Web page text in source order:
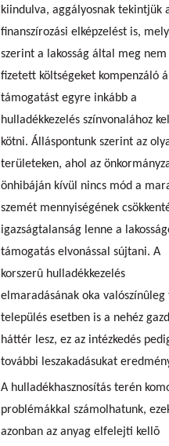
kiindulva, aggályosnak tekintjük
finanszírozási elképzelést is, mely
szerint a lakosság által meg nem
fizetett költségeket kompenzáló
támogatást egyre inkább a
hulladékkezelés színvonalához
kötni. Álláspontunk szerint az
területeken, ahol az
önhibáján kívül nincs mód a
szemét mennyiségének
igazságtalanság lenne a
támogatás elvonással sújtani. A
korszerû hulladékkezelés
elmaradásának oka valószínûleg
település esetben is a nehéz
háttér lesz, ez az intézkedés
további leszakadásukat
A hulladékhasznosítás terén
problémákkal számolhatunk,
azonban az anyag elfelejti kellõ